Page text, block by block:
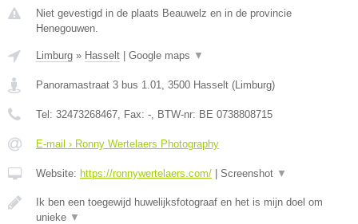
Niet gevestigd in de plaats Beauwelz en in de provincie
Henegouwen.
Limburg » Hasselt Google maps ▼
Panoramastraat 3 bus 1.01, 3500 Hasselt (Limburg)
Tel: 32473268467, Fax: -, BTW-nr: BE 0738808715
E-mail › Ronny Wertelaers Photography
Website: https://ronnywertelaers.com/ Screenshot ▼
Ik ben een toegewijd huwelijksfotograaf en het is mijn doel om
unieke ▼